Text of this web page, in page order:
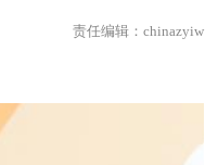
责任编辑：chinazyiw